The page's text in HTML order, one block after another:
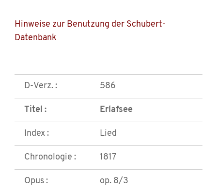
Hinweise zur Benutzung der Schubert-
Datenbank
D-Verz. : 586
Titel : Erlafsee
Index : Lied
Chronologie : 1817
Opus : op. 8/3